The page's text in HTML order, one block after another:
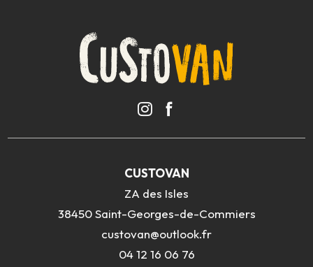
CUSTOVAN
ZA des Isles
38450 Saint-Georges-de-Commiers
custovan@outlook.fr
04 12 16 06 76